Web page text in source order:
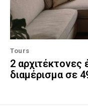
Tours
2 αρχιτέκτονες
διαμέρισμα σε